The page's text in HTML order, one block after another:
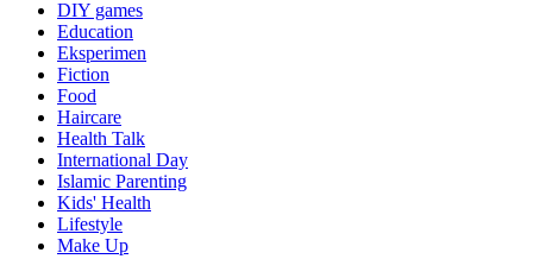
DIY games
Education
Eksperimen
Fiction
Food
Haircare
Health Talk
International Day
Islamic Parenting
Kids' Health
Lifestyle
Make Up